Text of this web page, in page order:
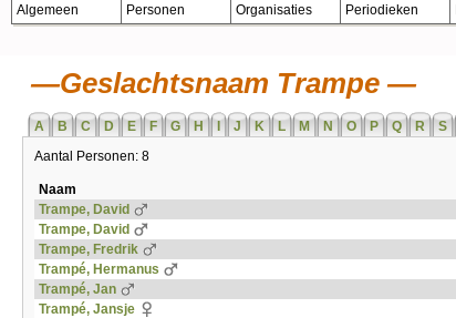
Algemeen Personen Organisaties Periodieken
Geslachtsnaam Trampe
A B C D E F G H J K L M N O P Q R S
Aantal Personen: 8
Naam
Trampe, David
Trampe, David
Trampe, Fredrik
Trampé, Hermanus
Trampé, Jan
Trampé, Jansje